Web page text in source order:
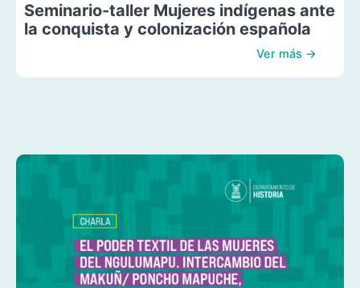
Seminario-taller Mujeres indígenas ante
la conquista y colonización española
Ver más →